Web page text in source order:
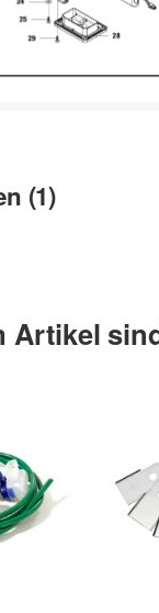
(1)
Artikel